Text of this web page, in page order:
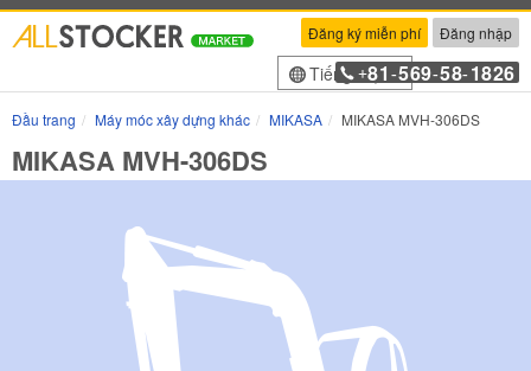
Đăng ký miễn phí Đăng nhập
Tiếng Việt
+81 -569-58-1826
Đầu trang Máy móc xây dựng khác MIKASA MIKASA MVH-306DS
MIKASA MVH-306DS